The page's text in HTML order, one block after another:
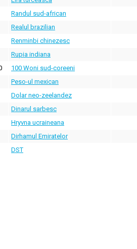
Randul sud-african
Realul brazilian
Renminbi chinezesc
Rupia indiana
100 Woni sud-coreeni
Peso-ul mexican
Dolar neo-zeelandez
Dinarul sarbesc
Hryvna ucraineana
Dirhamul Emiratelor
DST